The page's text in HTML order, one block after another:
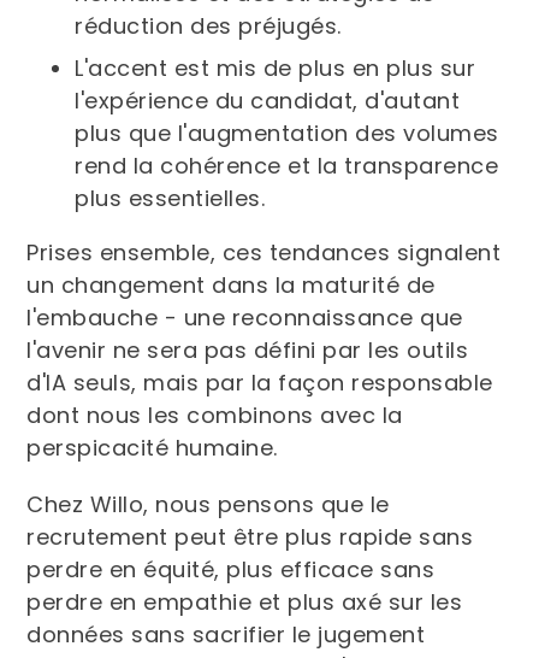
réduction des préjugés.
L'accent est mis de plus en plus sur
l'expérience du candidat, d'autant
plus que l'augmentation des volumes
rend la cohérence et la transparence
plus essentielles.
Prises ensemble, ces tendances signalent
un changement dans la maturité de
l'embauche - une reconnaissance que
l'avenir ne sera pas défini par les outils
d'IA seuls, mais par la façon responsable
dont nous les combinons avec la
perspicacité humaine.
Chez Willo, nous pensons que le
recrutement peut être plus rapide sans
perdre en équité, plus efficace sans
perdre en empathie et plus axé sur les
données sans sacrifier le jugement